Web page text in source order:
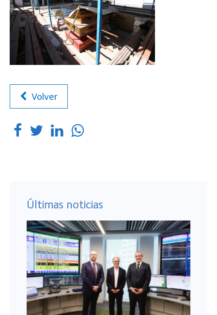
Volver
Últimas noticias